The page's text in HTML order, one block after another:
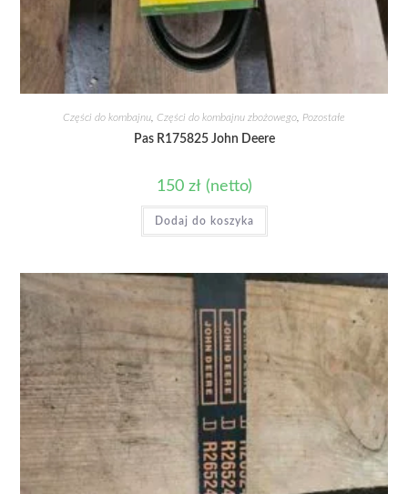
Części do kombajnu Części do kombajnu zbożowego Pozostałe
Pas R175825 John Deere
150 zł (netto)
Dodaj do koszyka